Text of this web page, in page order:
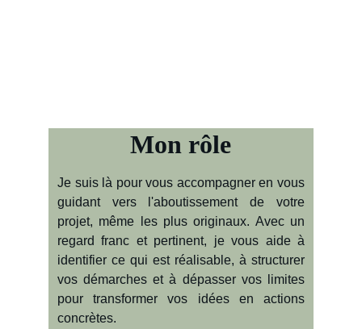
Mon rôle
Je suis là pour vous accompagner en vous
guidant vers l'aboutissement de votre
projet, même les plus originaux. Avec un
regard franc et pertinent, je vous aide à
identifier ce qui est réalisable, à structurer
vos démarches et à dépasser vos limites
pour transformer vos idées en actions
concrètes.